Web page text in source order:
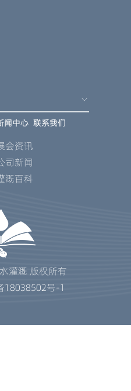
闻中心
会资讯
司新闻
溉百科
联系我们
灌溉 版权所有
18038502号-1